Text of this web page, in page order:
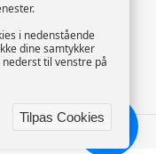
i nedenstående
dine samtykker
til venstre på
Tilpas Cookies